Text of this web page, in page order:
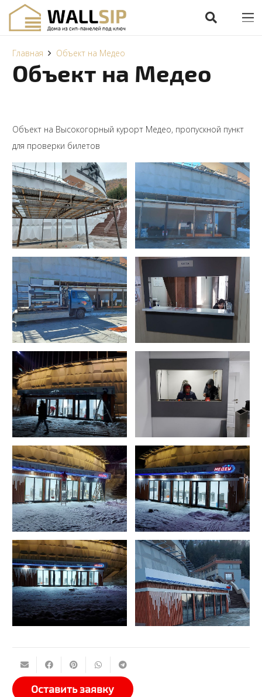
Главная Объект на Медео
Объект на Медео
Объект на Высокогорный курорт Медео, пропускной пункт
для проверки билетов
Оставить заявку